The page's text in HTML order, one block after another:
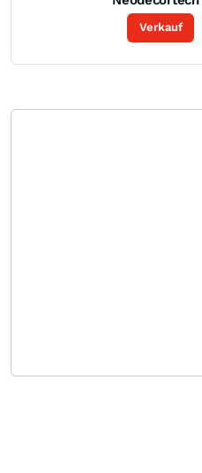
Verkauf